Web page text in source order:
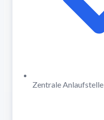
Zentrale Anlaufstelle